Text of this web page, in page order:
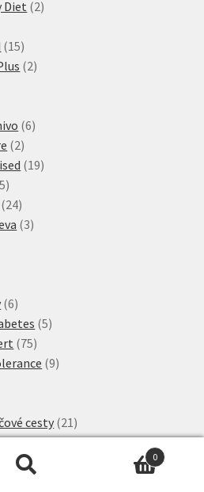
Diet 22
1515
produktů
22
66
22
produkty
1919
55
produktů
2424
produktů
33
66
produktů
55
7575
produktů
99
cesty 21 21
produktů
0